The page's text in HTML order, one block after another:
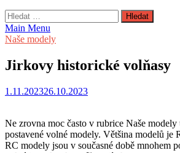
Vyhledávání
Main Menu
Naše modely
Jirkovy historické volňasy
1.11.202326.10.2023
Ne zrovna moc často v rubrice Naše modely
postavené volné modely. Většina modelů je
RC modely jsou v současné době mnohem